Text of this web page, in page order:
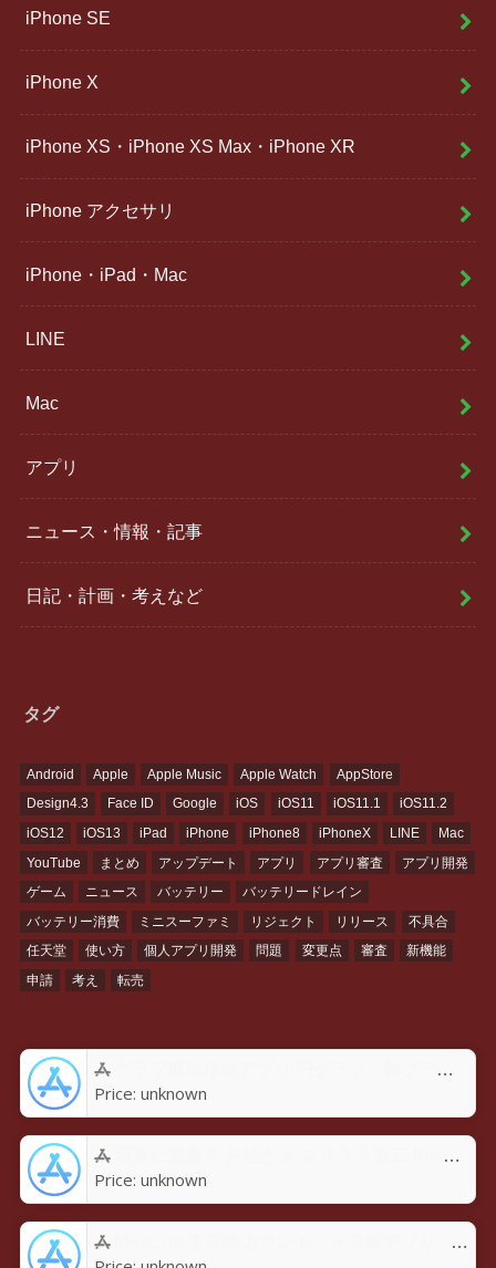
iPhone SE
iPhone X
iPhone XS・iPhone XS Max・iPhone XR
iPhone アクセサリ
iPhone・iPad・Mac
LINE
Mac
アプリ
ニュース・情報・記事
日記・計画・考えなど
タグ
Android Apple Apple Music Apple Watch
AppStore
Design4.3
Face ID Google iOS iOS11 iOS11.1
iOS11.2
iOS12
iOS13 iPad iPhone iPhone8 iPhoneX LINE
Mac
YouTube
まとめ アップデート アプリ アプリ審査
アプリ開発
ゲーム
ニュース バッテリー
バッテリードレイン
バッテリー消費
ミニスーファミ リジェクト リリース
不具合
任天堂
使い方 個人アプリ開発 問題 変更点 審査
新機能
申請
考え 転売
グラフ簡単作成アプリ 円グラフ・棒グラフ・折れ線GraPhoアプリ - App Store
Price: unknown
写真に落書き お絵かき プリクラ加工-Rakugaky-アプリ - App Store
Price: unknown
MojiCon 文字数カウント・メモ帳アプリ - App Store